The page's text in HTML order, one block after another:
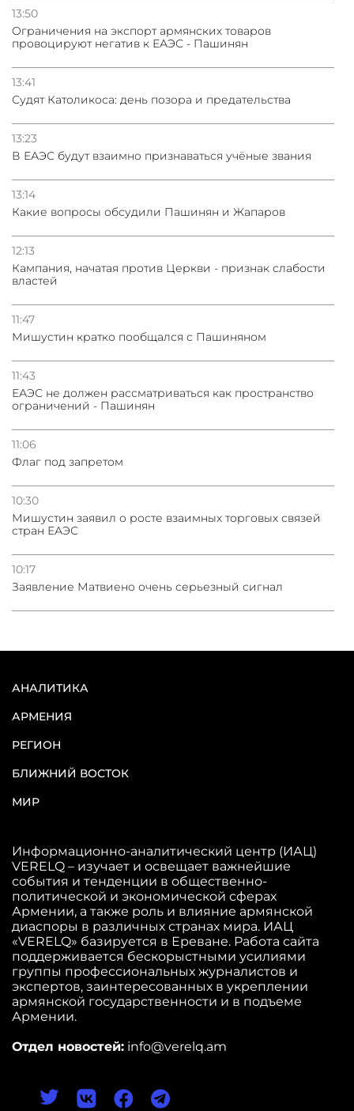
13:50
Oграничения на экспорт армянских товаров
провоцируют негатив к ЕАЭС - Пашинян
13:41
Судят Католикоса: день позора и предательства
13:23
В ЕАЭС будут взаимно признаваться учёные звания
13:14
Какие вопросы обсудили Пашинян и Жапаров
12:13
Кампания, начатая против Церкви - признак слабости
властей
11:47
Мишустин кратко пообщался с Пашиняном
11:43
ЕАЭС не должен рассматриваться как пространство
ограничений - Пашинян
11:06
Флаг под запретом
10:30
Мишустин заявил о росте взаимных торговых связей
стран ЕАЭС
10:17
Заявление Матвиено очень серьезный сигнал
АНАЛИТИКА
АРМЕНИЯ
РЕГИОН
БЛИЖНИЙ ВОСТОК
МИР
Информационно-аналитический центр (ИАЦ)
VERELQ – изучает и освещает важнейшие
события и тенденции в общественно-
политической и экономической сферах
Армении, а также роль и влияние армянской
диаспоры в различных странах мира. ИАЦ
«VERELQ» базируется в Ереване. Работа сайта
поддерживается бескорыстными усилиями
группы профессиональных журналистов и
экспертов, заинтересованных в укреплении
армянской государственности и в подъеме
Армении.
Отдел новостей: info@verelq.am